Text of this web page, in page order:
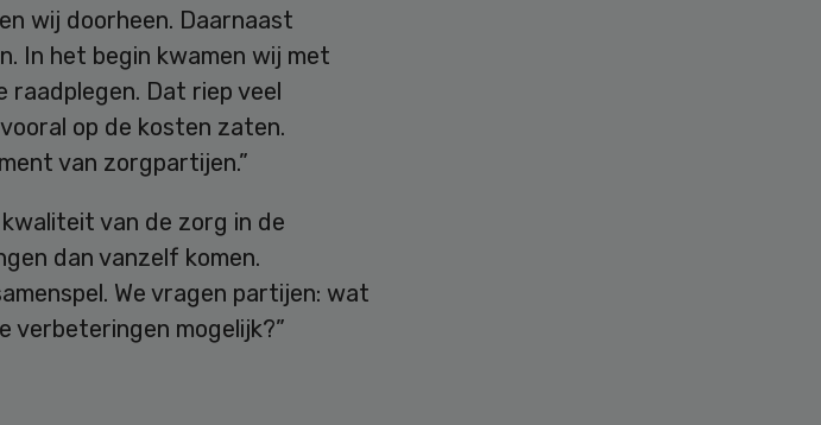
wij doorheen. Daarnaast
In het begin kwamen wij met
raadplegen. Dat riep veel
op de kosten zaten.
van zorgpartijen.”
van de zorg in de
dan vanzelf komen.
We vragen partijen: wat
verbeteringen mogelijk?”